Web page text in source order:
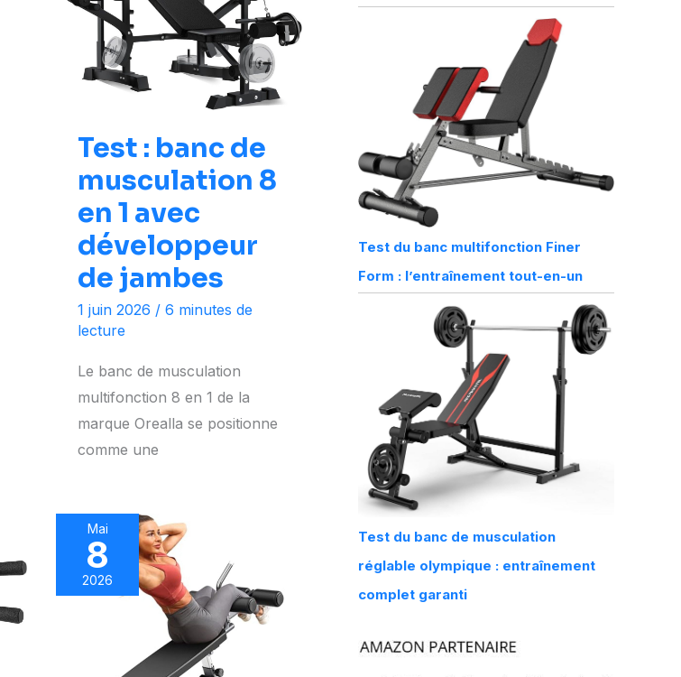
Test : banc de
musculation 8
en 1 avec
développeur
de jambes
1 juin 2026 /6 minutes de
lecture
Le banc de musculation
multifonction 8 en 1 de la
marque Orealla se positionne
comme une
Mai
8
2026
Test du banc multifonction Finer
Form : l’entraînement tout-en-un
Test du banc de musculation
réglable olympique : entraînement
complet garanti